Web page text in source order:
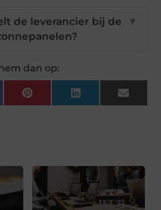
de leverancier bij de
▼
dan op:
PinterestLinkedInEmail